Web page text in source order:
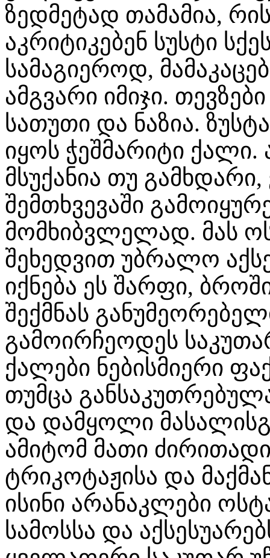
ზედმეტად თამამია,
აკრიტიკებენ სუსტი
სამაგიეროდ,
ამგვარი იმიჯი.
სათუთი და ნაზია.
იყოს ჭეშმარიტი ქალი.
მსუქანია თუ
შემთხვევაში
მომხიბვლელად. მას
შეხედვით უბრალო
იქნება ეს შარფი,
შექმნას
გამოირჩეოდეს
ქალები ნებისმიერი
თუმცა
და დამყოლი
ამიტომ მათი
ტრიკოტაჟისა და
ისინი არანაკლები
სამოსსა და